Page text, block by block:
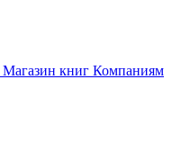
Магазин книг Компаниям